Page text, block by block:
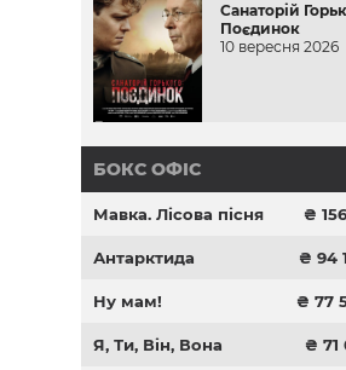
Санаторій
Поєдинок
10 вересня 2026
БОКС ОФІС
Мавка. Лісова пісня ₴
Антарктида ₴ 94
Ну мам! ₴ 77
Я, Ти, Він, Вона ₴ 71